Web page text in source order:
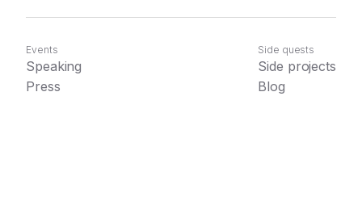
Events
Speaking
Press
Side quests
Side projects
Blog